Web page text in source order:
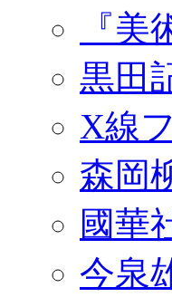
『
黒田
X線
森岡
國華
今泉